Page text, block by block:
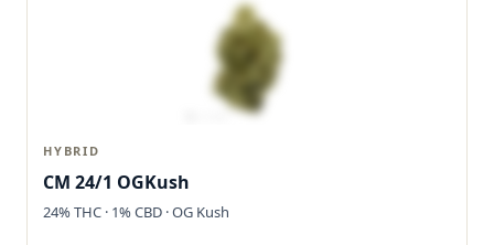
HYBRID
CM 24/1 OGKush
24% THC · 1% CBD · OG Kush